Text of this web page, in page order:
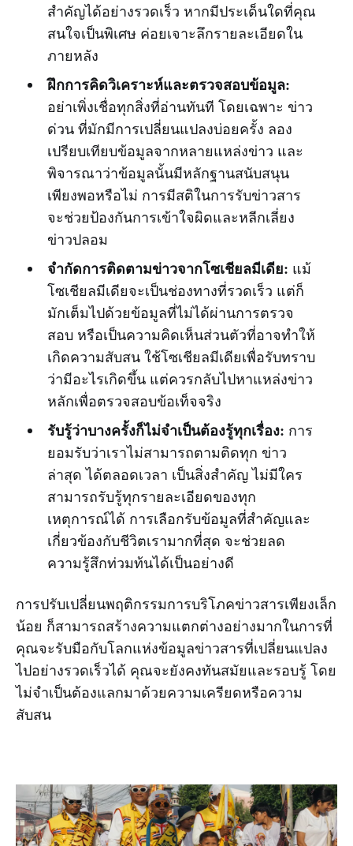
สำคัญได้อย่างรวดเร็ว หากมีประเด็นใดที่คุณ
สนใจเป็นพิเศษ ค่อยเจาะลึกรายละเอียดใน
ภายหลัง
ฝึกการคิดวิเคราะห์และตรวจสอบข้อมูล:
อย่าเพิ่งเชื่อทุกสิ่งที่อ่านทันที โดยเฉพาะ ข่าว
ด่วน ที่มักมีการเปลี่ยนแปลงบ่อยครั้ง ลอง
เปรียบเทียบข้อมูลจากหลายแหล่งข่าว และ
พิจารณาว่าข้อมูลนั้นมีหลักฐานสนับสนุน
เพียงพอหรือไม่ การมีสติในการรับข่าวสาร
จะช่วยป้องกันการเข้าใจผิดและหลีกเลี่ยง
ข่าวปลอม
จำกัดการติดตามข่าวจากโซเชียลมีเดีย: แม้
โซเชียลมีเดียจะเป็นช่องทางที่รวดเร็ว แต่ก็
มักเต็มไปด้วยข้อมูลที่ไม่ได้ผ่านการตรวจ
สอบ หรือเป็นความคิดเห็นส่วนตัวที่อาจทำให้
เกิดความสับสน ใช้โซเชียลมีเดียเพื่อรับทราบ
ว่ามีอะไรเกิดขึ้น แต่ควรกลับไปหาแหล่งข่าว
หลักเพื่อตรวจสอบข้อเท็จจริง
รับรู้ว่าบางครั้งก็ไม่จำเป็นต้องรู้ทุกเรื่อง: การ
ยอมรับว่าเราไม่สามารถตามติดทุก ข่าว
ล่าสุด ได้ตลอดเวลา เป็นสิ่งสำคัญ ไม่มีใคร
สามารถรับรู้ทุกรายละเอียดของทุก
เหตุการณ์ได้ การเลือกรับข้อมูลที่สำคัญและ
เกี่ยวข้องกับชีวิตเรามากที่สุด จะช่วยลด
ความรู้สึกท่วมท้นได้เป็นอย่างดี
การปรับเปลี่ยนพฤติกรรมการบริโภคข่าวสารเพียงเล็ก
น้อย ก็สามารถสร้างความแตกต่างอย่างมากในการที่
คุณจะรับมือกับโลกแห่งข้อมูลข่าวสารที่เปลี่ยนแปลง
ไปอย่างรวดเร็วได้ คุณจะยังคงทันสมัยและรอบรู้ โดย
ไม่จำเป็นต้องแลกมาด้วยความเครียดหรือความ
สับสน